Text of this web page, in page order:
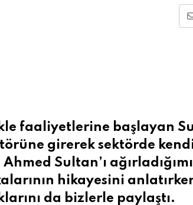
faaliyetlerine başlayan
girerek sektörde
Sultan’ı
hikayesini
da bizlerle paylaştı.